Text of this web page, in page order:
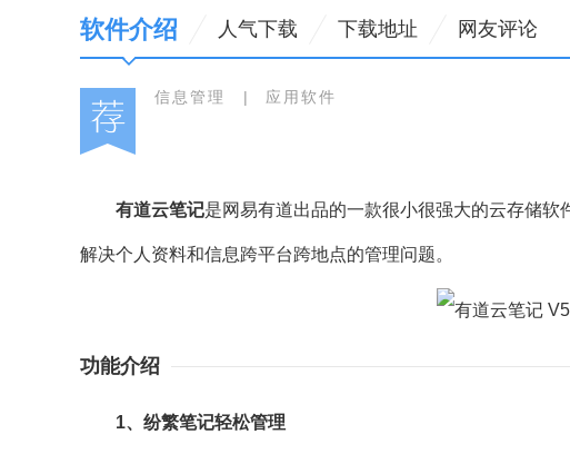
软件介绍 人气下载 下载地址 网友评论
信息管理 | 应用软件
有道云笔记是网易有道出品的一款很小很强大的云存储软
解决个人资料和信息跨平台跨地点的管理问题。
功能介绍
1、纷繁笔记轻松管理